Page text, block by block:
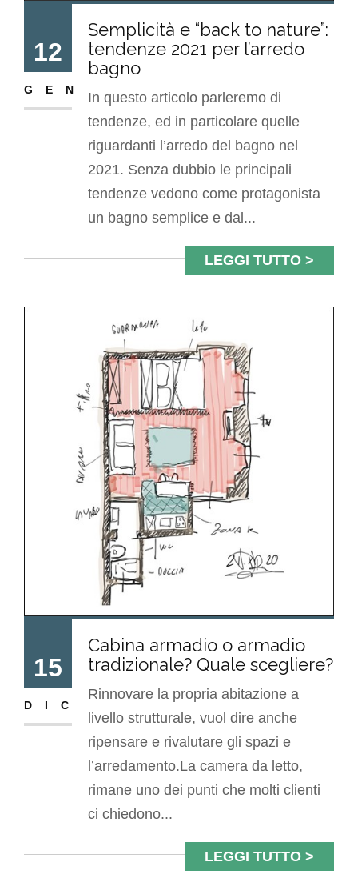
12
GEN
Semplicità e “back to nature”:
tendenze 2021 per l’arredo
bagno
In questo articolo parleremo di
tendenze, ed in particolare quelle
riguardanti l’arredo del bagno nel
2021. Senza dubbio le principali
tendenze vedono come protagonista
un bagno semplice e dal...
LEGGI TUTTO >
15
DIC
Cabina armadio o armadio
tradizionale? Quale scegliere?
Rinnovare la propria abitazione a
livello strutturale, vuol dire anche
ripensare e rivalutare gli spazi e
l’arredamento.La camera da letto,
rimane uno dei punti che molti clienti
ci chiedono...
LEGGI TUTTO >